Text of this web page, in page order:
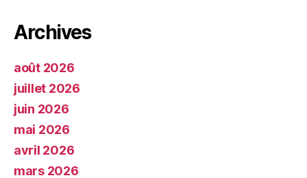
Archives
août 2026
juillet 2026
juin 2026
mai 2026
avril 2026
mars 2026